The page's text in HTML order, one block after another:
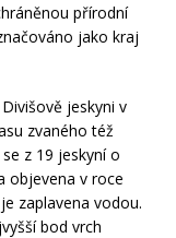
přírodní
jako kraj
jeskyni v
zvaného též
z 19 jeskyní o
objevena v roce
zaplavena vodou.
bod vrch